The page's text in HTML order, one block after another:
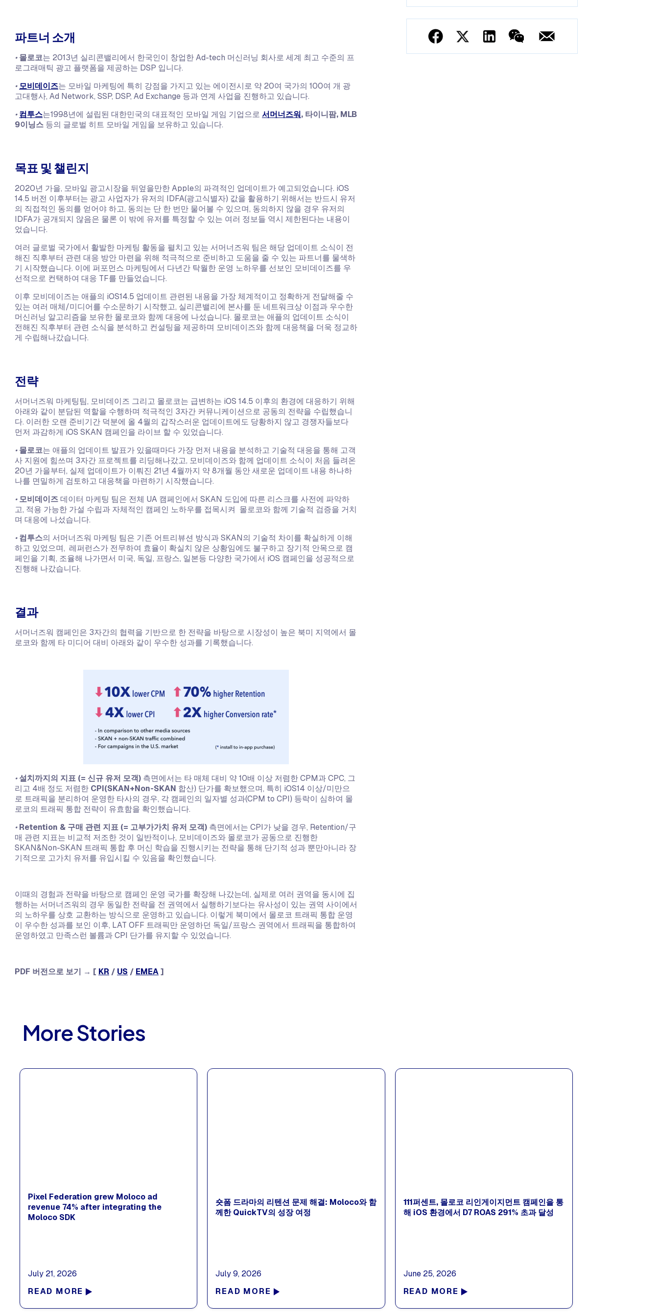
파트너 소개
•몰로코는 2013년 실리콘밸리에서 한국인이 창업한 Ad-tech 머신러닝 회사로 세계 최고 수준의 프
로그래매틱 광고 플랫폼을 제공하는 DSP 입니다.
•모비데이즈는 모바일 마케팅에 특히 강점을 가지고 있는 에이전시로 약 20여 국가의 100여 개 광
고대행사, Ad Network, SSP, DSP, Ad Exchange 등과 연계 사업을 진행하고 있습니다.
•컴투스는1998년에 설립된 대한민국의 대표적인 모바일 게임 기업으로 서머너즈워, 타이니팜, MLB
9이닝스 등의 글로벌 히트 모바일 게임을 보유하고 있습니다.
목표 및 챌린지
2020년 가을, 모바일 광고시장을 뒤엎을만한 Apple의 파격적인 업데이트가 예고되었습니다. iOS
14.5 버전 이후부터는 광고 사업자가 유저의 IDFA(광고식별자) 값을 활용하기 위해서는 반드시 유저
의 직접적인 동의를 얻어야 하고, 동의는 단 한 번만 물어볼 수 있으며, 동의하지 않을 경우 유저의
IDFA가 공개되지 않음은 물론 이 밖에 유저를 특정할 수 있는 여러 정보들 역시 제한된다는 내용이
었습니다.​
여러 글로벌 국가에서 활발한 마케팅 활동을 펼치고 있는 서머너즈워 팀은 해당 업데이트 소식이 전
해진 직후부터 관련 대응 방안 마련을 위해 적극적으로 준비하고 도움을 줄 수 있는 파트너를 물색하
기 시작했습니다. 이에 퍼포먼스 마케팅에서 다년간 탁월한 운영 노하우를 선보인 모비데이즈를 우
선적으로 컨택하여 대응 TF를 만들었습니다.
이후 모비데이즈는 애플의 iOS14.5 업데이트 관련된 내용을 가장 체계적이고 정확하게 전달해줄 수
있는 여러 매체/미디어를 수소문하기 시작했고, 실리콘밸리에 본사를 둔 네트워크상 이점과 우수한
머신러닝 알고리즘을 보유한 몰로코와 함께 대응에 나섰습니다. 몰로코는 애플의 업데이트 소식이
전해진 직후부터 관련 소식을 분석하고 컨설팅을 제공하며 모비데이즈와 함께 대응책을 더욱 정교하
게 수립해나갔습니다.
전략
서머너즈워 마케팅팀, 모비데이즈 그리고 몰로코는 급변하는 iOS 14.5 이후의 환경에 대응하기 위해
아래와 같이 분담된 역할을 수행하며 적극적인 3자간 커뮤니케이션으로 공동의 전략을 수립했습니
다. 이러한 오랜 준비기간 덕분에 올 4월의 갑작스러운 업데이트에도 당황하지 않고 경쟁자들보다
먼저 과감하게 iOS SKAN 캠페인을 라이브 할 수 있었습니다.
•몰로코는 애플의 업데이트 발표가 있을때마다 가장 먼저 내용을 분석하고 기술적 대응을 통해 고객
사 지원에 힘쓰며 3자간 프로젝트를 리딩해나갔고, 모비데이즈와 함께 업데이트 소식이 처음 들려온
20년 가을부터, 실제 업데이트가 이뤄진 21년 4월까지 약 8개월 동안 새로운 업데이트 내용 하나하
나를 면밀하게 검토하고 대응책을 마련하기 시작했습니다.​
•모비데이즈데이터 마케팅 팀은 전체 UA 캠페인에서 SKAN 도입에 따른 리스크를 사전에 파악하
고, 적용 가능한 가설 수립과 자체적인 캠페인 노하우를 접목시켜 몰로코와 함께 기술적 검증을 거치
며 대응에 나섰습니다.
•컴투스의 서머너즈워 마케팅 팀은 기존 어트리뷰션 방식과 SKAN의 기술적 차이를 확실하게 이해
하고 있었으며, 레퍼런스가 전무하여 효율이 확실치 않은 상황임에도 불구하고 장기적 안목으로 캠
페인을 기획, 조율해 나가면서 미국, 독일, 프랑스, 일본등 다양한 국가에서 iOS 캠페인을 성공적으로
진행해 나갔습니다.
결과
서머너즈워 캠페인은 3자간의 협력을 기반으로 한 전략을 바탕으로 시장성이 높은 북미 지역에서 몰
로코와 함께 타 미디어 대비 아래와 같이 우수한 성과를 기록했습니다.
•설치까지의 지표 (= 신규 유저 모객) 측면에서는 타 매체 대비 약 10배 이상 저렴한 CPM과 CPC, 그
리고 4배 정도 저렴한 CPI(SKAN+Non-SKAN 합산) 단가를 확보했으며, 특히 iOS14 이상/미만으
로 트래픽을 분리하여 운영한 타사의 경우, 각 캠페인의 일자별 성과(CPM to CPI) 등락이 심하여 몰
로코의 트래픽 통합 전략이 유효함을 확인했습니다.
•Retention & 구매 관련 지표 (= 고부가가치 유저 모객) 측면에서는 CPI가 낮을 경우, Retention/구
매 관련 지표는 비교적 저조한 것이 일반적이나, 모비데이즈와 몰로코가 공동으로 진행한
SKAN&Non-SKAN 트래픽 통합 후 머신 학습을 진행시키는 전략을 통해 단기적 성과 뿐만아니라 장
기적으로 고가치 유저를 유입시킬 수 있음을 확인했습니다.
이때의 경험과 전략을 바탕으로 캠페인 운영 국가를 확장해 나갔는데, 실제로 여러 권역을 동시에 집
행하는 서머너즈워의 경우 동일한 전략을 전 권역에서 실행하기보다는 유사성이 있는 권역 사이에서
의 노하우를 상호 교환하는 방식으로 운영하고 있습니다. 이렇게 북미에서 몰로코 트래픽 통합 운영
이 우수한 성과를 보인 이후, LAT OFF 트래픽만 운영하던 독일/프랑스 권역에서 트래픽을 통합하여
운영하였고 만족스런 볼륨과 CPI 단가를 유지할 수 있었습니다.
PDF 버전으로 보기 → [ KR / US / EMEA]
More Stories
Pixel Federation grew Moloco ad
revenue 74% after integrating the
Moloco SDK
July 21, 2026
READ MORE
숏폼 드라마의 리텐션 문제 해결: Moloco와 함
께한 QuickTV의 성장 여정
July 9, 2026
READ MORE
111퍼센트, 몰로코 리인게이지먼트 캠페인을 통
해 iOS 환경에서 D7 ROAS 291% 초과 달성
June 25, 2026
READ MORE